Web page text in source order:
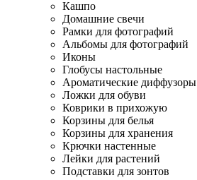
Кашпо
Домашние свечи
Рамки для фотографий
Альбомы для фотографий
Иконы
Глобусы настольные
Ароматические диффузоры
Ложки для обуви
Коврики в прихожую
Корзины для белья
Корзины для хранения
Крючки настенные
Лейки для растений
Подставки для зонтов